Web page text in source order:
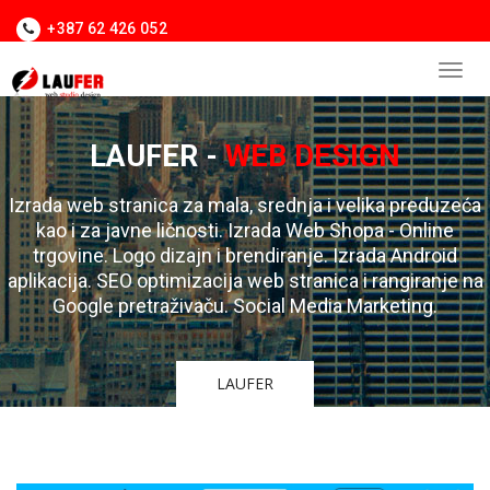
+387 62 426 052
LAUFER -WEB DESIGN
Izrada web stranica za mala, srednja i velika preduzeća
kao i za javne ličnosti. Izrada Web Shopa - Online
trgovine. Logo dizajn i brendiranje. Izrada Android
aplikacija. SEO optimizacija web stranica i rangiranje na
Google pretraživaču. Social Media Marketing.
LAUFER